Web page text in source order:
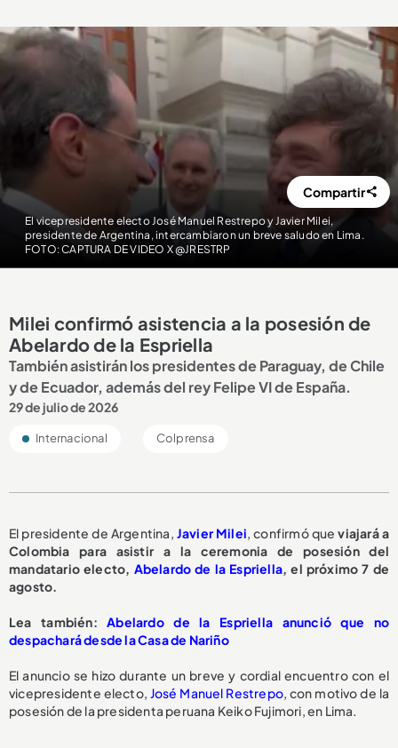
El vicepresidente electo José Manuel Restrepo y Javier Milei,
presidente de Argentina, intercambiaron un breve saludo en Lima.
FOTO: CAPTURA DE VIDEO X @JRESTRP
Compartir
Milei confirmó asistencia a la posesión de
Abelardo de la Espriella
También asistirán los presidentes de Paraguay, de Chile
y de Ecuador, además del rey Felipe VI de España.
29 de julio de 2026
Internacional Colprensa
El presidente de Argentina, Javier Milei, confirmó queviajará a
Colombia para asistir a la ceremonia de posesión del
mandatario electo, Abelardo de la Espriella, el próximo 7 de
agosto.
Lea también:Abelardo de la Espriella anunció que no
despachará desde la Casa de Nariño
El anuncio se hizo durante un breve y cordial encuentro con el
vicepresidente electo, José Manuel Restrepo, con motivo de la
posesión de la presidenta peruana Keiko Fujimori, en Lima.